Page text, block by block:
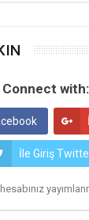
Connect with:
İle Giriş